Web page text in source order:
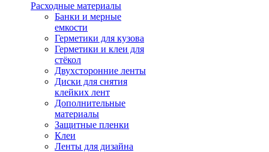
Расходные материалы
Банки и мерные
емкости
Герметики для кузова
Герметики и клеи для
стёкол
Двухсторонние ленты
Диски для снятия
клейких лент
Дополнительные
материалы
Защитные пленки
Клеи
Ленты для дизайна